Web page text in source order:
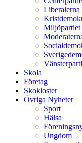
Liberalerna
Skola
Företag
Skokloster
Övriga Nyheter
Sport
Hälsa
Ungdom